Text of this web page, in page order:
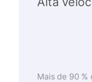
Mais de 90